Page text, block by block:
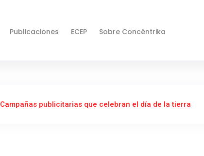
Publicaciones ECEP Sobre Concéntrika
Campañas publicitarias que celebran el día de la tierra